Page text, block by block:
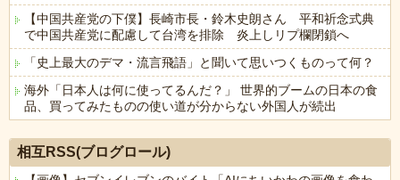
【中国共産党の下僕】長崎市長・鈴木史朗さん 平和祈念式典
で中国共産党に配慮して台湾を排除 炎上しリプ欄閉鎖へ
「史上最大のデマ・流言飛語」と聞いて思いつくものって何？
海外「日本人は何に使ってるんだ？」 世界的ブームの日本の食
品、買ってみたものの使い道が分からない外国人が続出
相互RSS(ブログロール)